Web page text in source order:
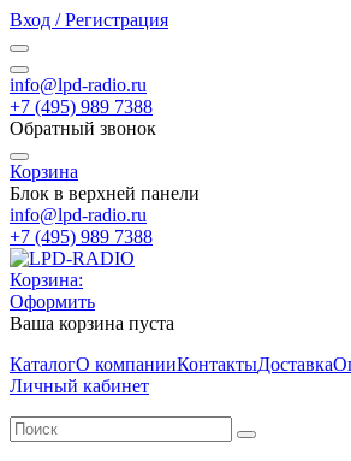
Вход / Регистрация
info@lpd-radio.ru
+7 (495) 989 7388
Обратный звонок
Корзина
Блок в верхней панели
info@lpd-radio.ru
+7 (495) 989 7388
Корзина:
Оформить
Ваша корзина пуста
КаталогО компанииКонтактыДоставка
Личный кабинет